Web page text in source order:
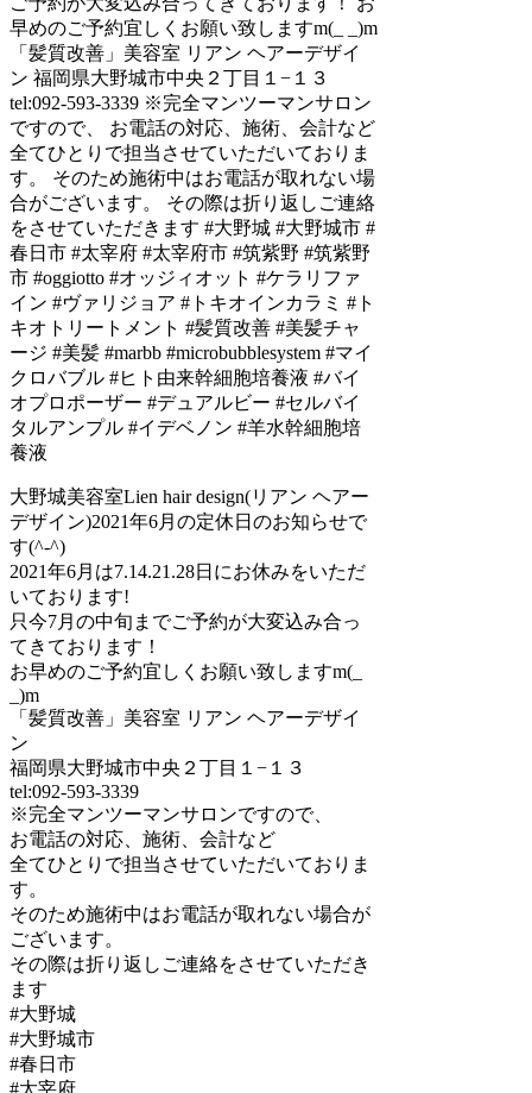
大野城美容室Lien hair design(リアン ヘアー
デザイン)2021年6月の定休日のお知らせで
す(^-^)
2021年6月は7.14.21.28日にお休みをいただ
いております!
只今7月の中旬までご予約が大変込み合っ
てきております！
お早めのご予約宜しくお願い致しますm(_
_)m
「髪質改善」美容室 リアン ヘアーデザイ
ン
福岡県大野城市中央２丁目１−１３
tel:092-593-3339
※完全マンツーマンサロンですので、
お電話の対応、施術、会計など
全てひとりで担当させていただいておりま
す。
そのため施術中はお電話が取れない場合が
ございます。
その際は折り返しご連絡をさせていただき
ます
#大野城
#大野城市
#春日市